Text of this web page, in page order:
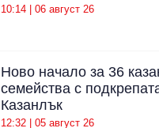
10:14 | 06 август 26
Ново начало за 36
семейства с
Казанлък
12:32 | 05 август 26